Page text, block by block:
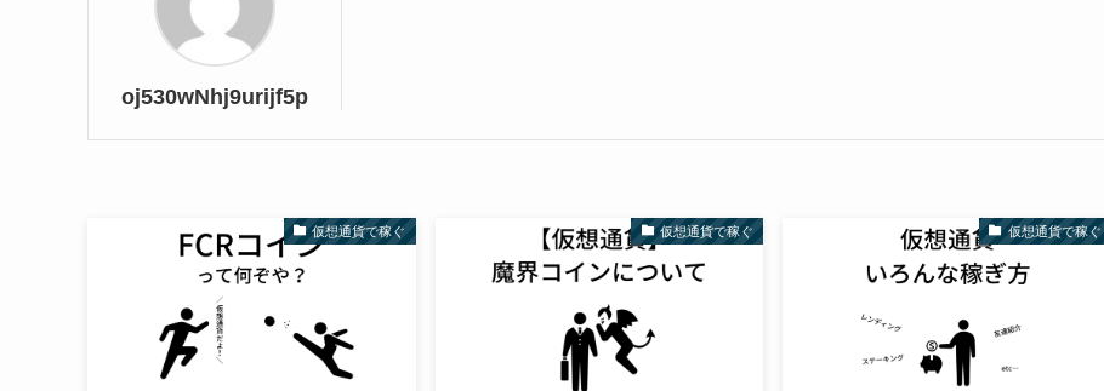
oj530wNhj9urijf5p
仮想通貨で稼ぐ 仮想通貨で稼ぐ 仮想通貨で稼ぐ